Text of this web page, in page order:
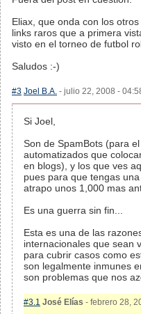
Eliax, que onda con los
links raros que a primera
visto en el torneo de futbol
Saludos :-)
#3 Joel B.A. - julio 22, 2008 -
Si Joel,
Son de SpamBots (para
automatizados que
en blogs), y los que ves
pues para que tengas
atrapo unos 1,000 mas
Es una guerra sin fin...
Esta es una de las
internacionales que sean
para cubrir casos como
son legalmente inmunes
son problemas que nos
#3.1 José Elías - febrero 28,